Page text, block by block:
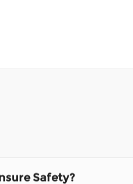
sicut hae solutiones mobilitatis speciales offerunt vias ad negotia
quin onere subsidio nixus.
Safety?